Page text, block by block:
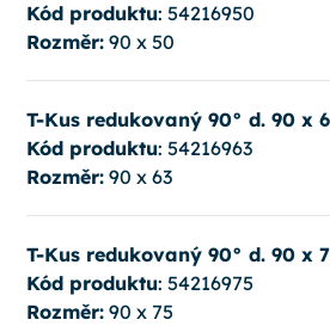
Kód produktu: 54216950
Rozměr:90 x 50
T-Kus redukovaný 90° d. 90 x
Kód produktu: 54216963
Rozměr:90 x 63
T-Kus redukovaný 90° d. 90 x
Kód produktu: 54216975
Rozměr:90 x 75